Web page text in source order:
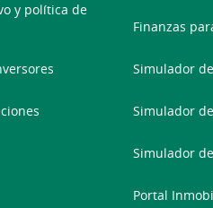
y política de
Finanzas
Simulador
Simulador
Simulador
Portal